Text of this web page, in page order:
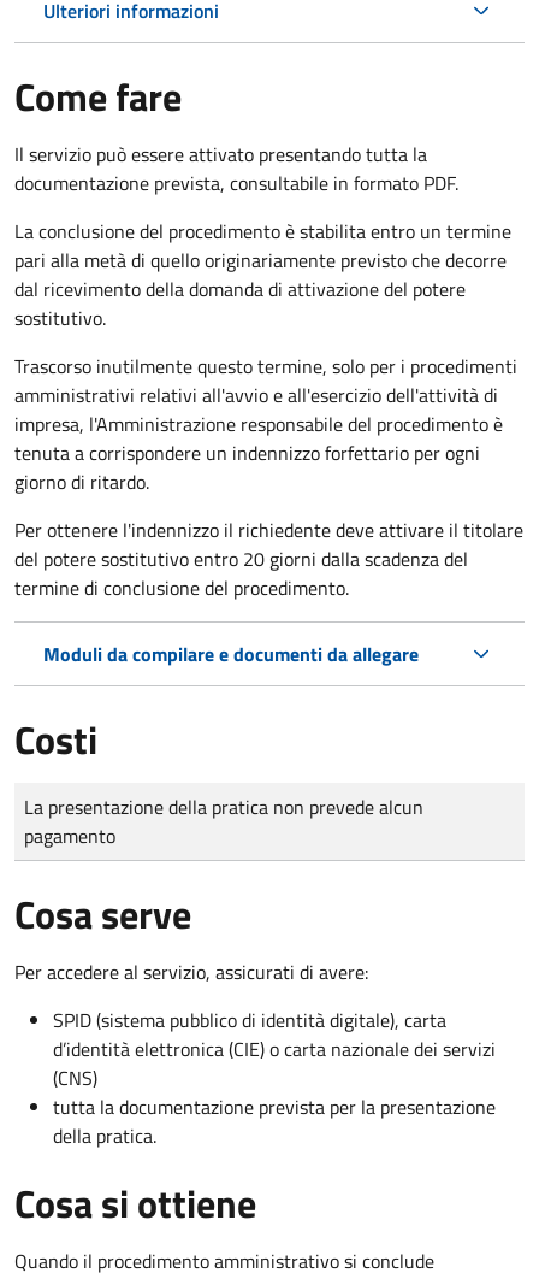
Ulteriori informazioni
Come fare
Il servizio può essere attivato presentando tutta la
documentazione prevista, consultabile in formato PDF.
La conclusione del procedimento è stabilita entro un termine
pari alla metà di quello originariamente previsto che decorre
dal ricevimento della domanda di attivazione del potere
sostitutivo.
Trascorso inutilmente questo termine, solo per i procedimenti
amministrativi relativi all'avvio e all'esercizio dell'attività di
impresa, l'Amministrazione responsabile del procedimento è
tenuta a corrispondere un indennizzo forfettario per ogni
giorno di ritardo.
Per ottenere l'indennizzo il richiedente deve attivare il titolare
del potere sostitutivo entro 20 giorni dalla scadenza del
termine di conclusione del procedimento.
Moduli da compilare e documenti da allegare
Costi
Tipo di pagamento
Importo
La presentazione della pratica non prevede alcun
pagamento
Cosa serve
Per accedere al servizio, assicurati di avere:
SPID (sistema pubblico di identità digitale), carta
d’identità elettronica (CIE) o carta nazionale dei servizi
(CNS)
tutta la documentazione prevista per la presentazione
della pratica.
Cosa si ottiene
Quando il procedimento amministrativo si conclude